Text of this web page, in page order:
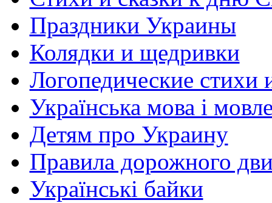
Праздники Украины
Колядки и щедривки
Логопедические стихи
Українська мова і
Детям про Украину
Правила дорожного
Українські байки